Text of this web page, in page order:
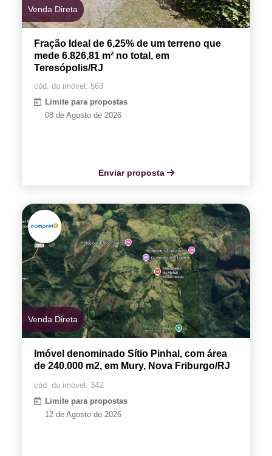
Venda Direta
Fração Ideal de 6,25% de um terreno que
mede 6.826,81 m² no total, em
Teresópolis/RJ
cód. do imóvel: 563
Limite para propostas
08 de Agosto de 2026
Enviar proposta
Venda Direta
Imóvel denominado Sítio Pinhal, com área
de 240.000 m2, em Mury, Nova Friburgo/RJ
cód. do imóvel: 342
Limite para propostas
12 de Agosto de 2026